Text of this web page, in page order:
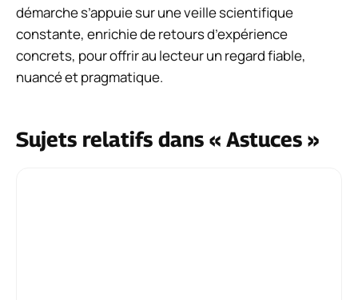
démarche s’appuie sur une veille scientifique
constante, enrichie de retours d’expérience
concrets, pour offrir au lecteur un regard fiable,
nuancé et pragmatique.
Sujets relatifs dans « Astuces »